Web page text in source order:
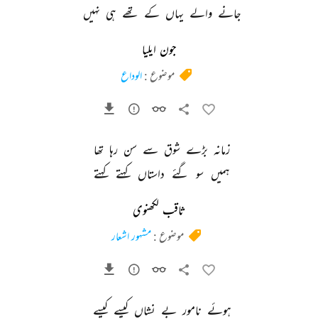
جانے والے یہاں کے تھے ہی نہیں
جون ایلیا
موضوع :الوداع
زمانہ بڑے شوق سے سن رہا تھا
ہمیں سو گئے داستاں کہتے کہتے
ثاقب لکھنوی
موضوع :مشہور اشعار
ہوئے نامور بے نشاں کیسے کیسے